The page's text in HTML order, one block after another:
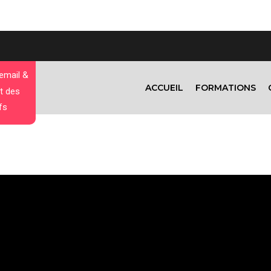
ACCUEIL FORMATIONS
&
des